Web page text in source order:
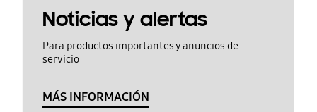
Noticias y alertas
Para productos importantes y anuncios de
servicio
MÁS INFORMACIÓN